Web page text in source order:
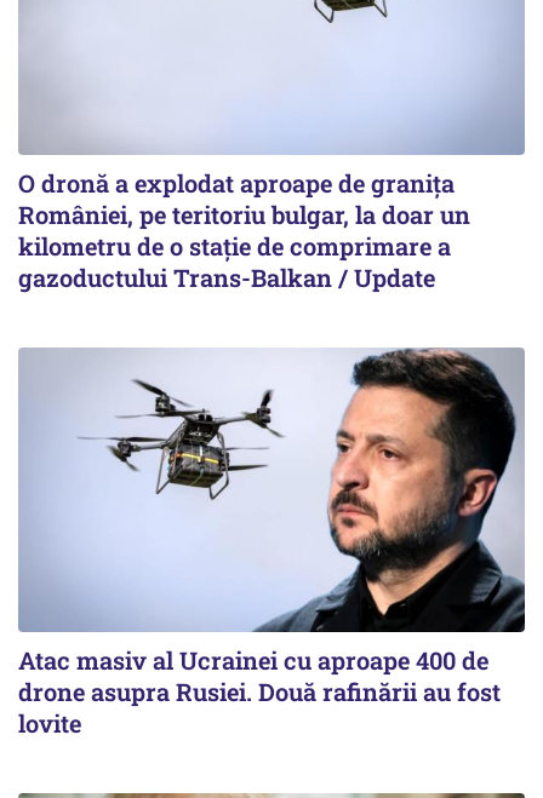
O dronă a explodat aproape de granița
României, pe teritoriu bulgar, la doar un
kilometru de o stație de comprimare a
gazoductului Trans-Balkan / Update
Atac masiv al Ucrainei cu aproape 400 de
drone asupra Rusiei. Două rafinării au fost
lovite